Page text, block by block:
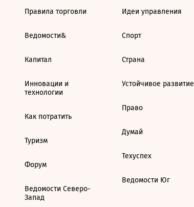
Правила торговли
Ведомости&
Капитал
Инновации и
технологии
Как потратить
Туризм
Форум
Ведомости Северо-
Запад
Идеи управления
Спорт
Страна
Устойчивое развитие
Право
Думай
Техуспех
Ведомости Юг